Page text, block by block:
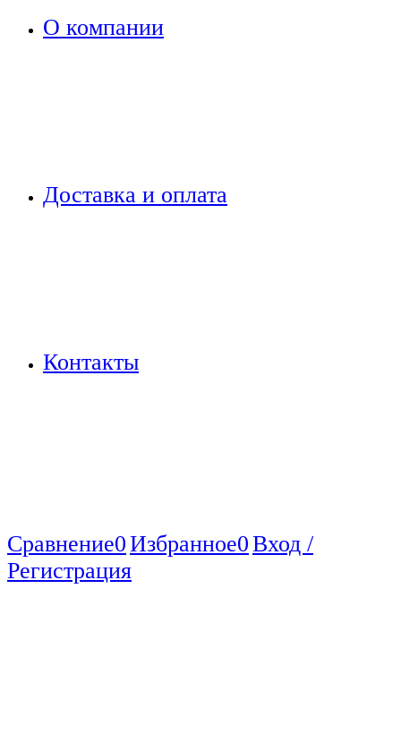
О компании
Доставка и оплата
Контакты
Сравнение0Избранное0Вход /
Регистрация